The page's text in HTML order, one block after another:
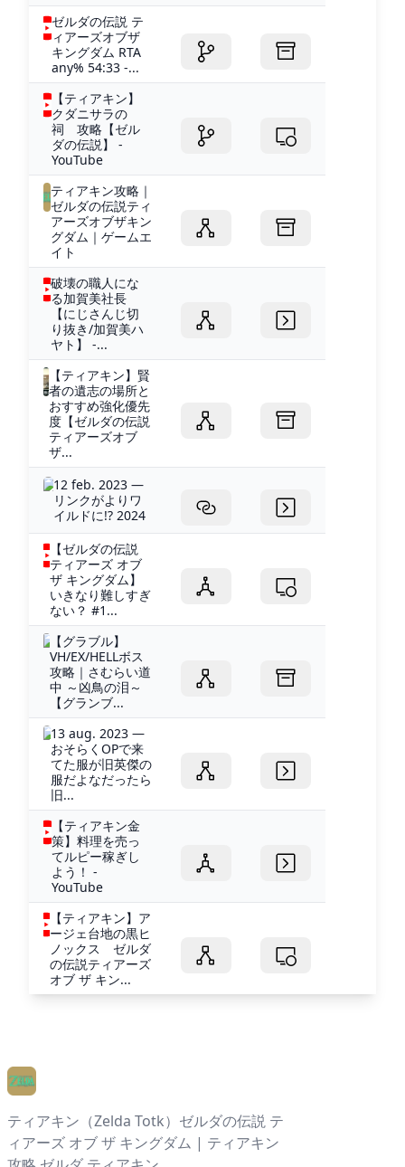
ゼルダの伝説 テ
ィアーズオブザ
キングダム RTA
any% 54:33 -...
【ティアキン】
クダニサラの
祠 攻略【ゼル
ダの伝説】 -
YouTube
ティアキン攻略｜
ゼルダの伝説ティ
アーズオブザキン
グダム｜ゲームエ
イト
破壊の職人にな
る加賀美社長
【にじさんじ切
り抜き/加賀美ハ
ヤト】 -...
【ティアキン】賢
者の遺志の場所と
おすすめ強化優先
度【ゼルダの伝説
ティアーズオブ
ザ...
12 feb. 2023 —
リンクがよりワ
イルドに!? 2024
【ゼルダの伝説
ティアーズ オブ
ザ キングダム】
いきなり難しすぎ
ない？ #1...
【グラブル】
VH/EX/HELLボス
攻略｜さむらい道
中 ～凶鳥の泪～
【グランブ...
13 aug. 2023 —
おそらくOPで来
てた服が旧英傑の
服だよなだったら
旧...
【ティアキン金
策】料理を売っ
てルピー稼ぎし
よう！ -
YouTube
【ティアキン】ア
ージェ台地の黒ヒ
ノックス ゼルダ
の伝説ティアーズ
オブ ザ キン...
ティアキン（Zelda Totk）ゼルダの伝説 テ
ィアーズ オブ ザ キングダム | ティアキン